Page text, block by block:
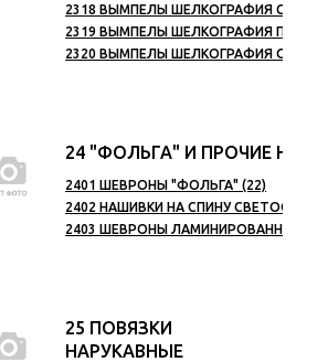
2318 ВЫМПЕЛЫ ШЕЛКОГРАФИЯ
2319 ВЫМПЕЛЫ ШЕЛКОГРАФИЯ
2320 ВЫМПЕЛЫ ШЕЛКОГРАФИЯ
24 "ФОЛЬГА" И ПРОЧИЕ
2401 ШЕВРОНЫ "ФОЛЬГА" (22)
2402 НАШИВКИ НА СПИНУ
2403 ШЕВРОНЫ ЛАМИНИРОВАННЫЕ (9)
25 ПОВЯЗКИ
НАРУКАВНЫЕ